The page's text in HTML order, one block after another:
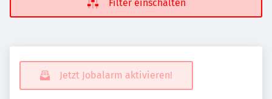
Filter einschalten
Jetzt Jobalarm aktivieren!